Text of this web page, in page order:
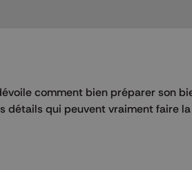
comment bien préparer son
détails qui peuvent vraiment faire